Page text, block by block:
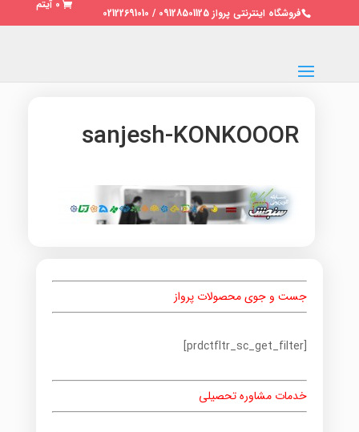
فروشگاه اینترنتی پرواز 09128501125 / 02122691010
0 آیتم
sanjesh-KONKOOOR
جست و جوی محصولات پرواز
[prdctfltr_sc_get_filter]
خدمات مشاوره تحصیلی